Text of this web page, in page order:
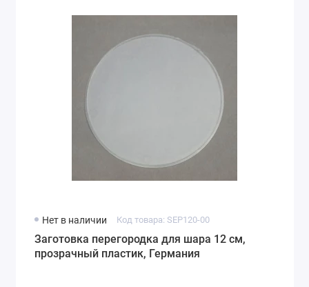
Нет в наличии Код товара: SEP120-00
Заготовка перегородка для шара 12 см,
прозрачный пластик, Германия